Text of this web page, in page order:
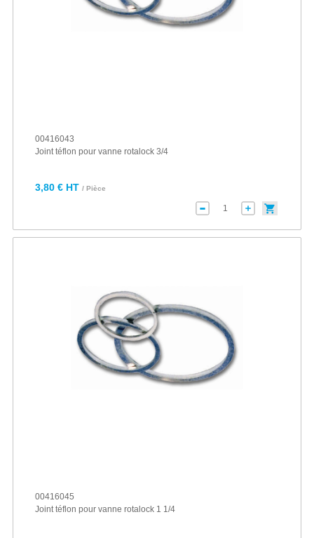
00416043
Joint téflon pour vanne rotalock 3/4
3,80 € HT / Pièce
00416045
Joint téflon pour vanne rotalock 1 1/4